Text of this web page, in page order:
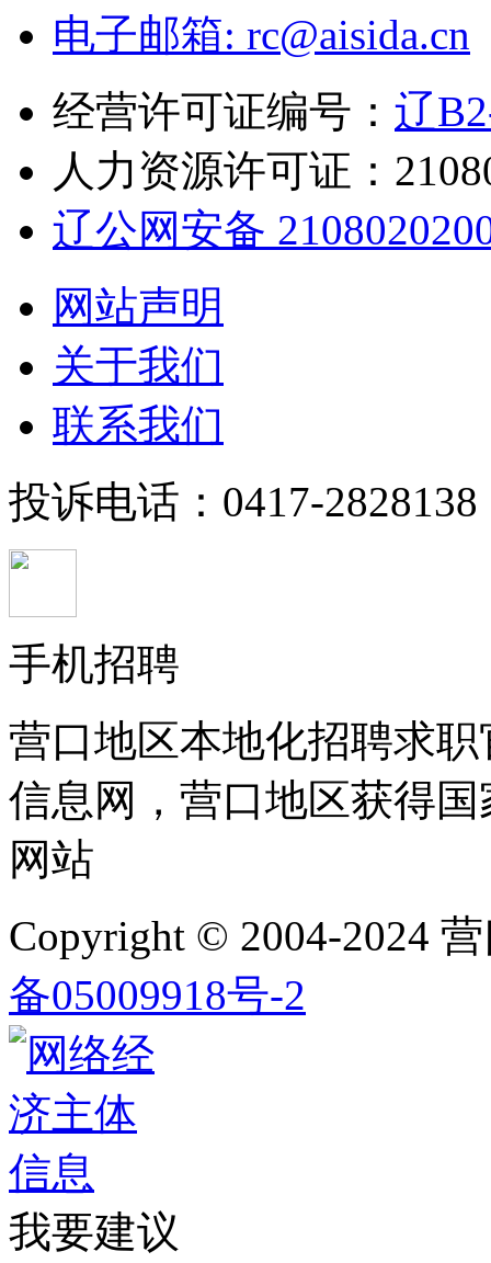
电子邮箱: rc@aisida.cn
经营许可证编号： 辽
人力资源许可证：
辽公网安备
网站声明
关于我们
联系我们
投诉电话：0417-2828138
手机招聘
营口地区本地化招聘求
信息网，营口地区获得
网站
Copyright © 2004-2024
备05009918号-2
我要建议